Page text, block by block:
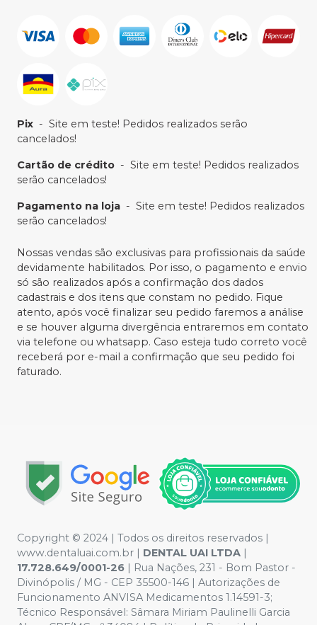
Pix - Site em teste! Pedidos realizados serão
cancelados!
Cartão de crédito - Site em teste! Pedidos realizados
serão cancelados!
Pagamento na loja - Site em teste! Pedidos realizados
serão cancelados!
Nossas vendas são exclusivas para profissionais da saúde
devidamente habilitados. Por isso, o pagamento e envio
só são realizados após a confirmação dos dados
cadastrais e dos itens que constam no pedido. Fique
atento, após você finalizar seu pedido faremos a análise
e se houver alguma divergência entraremos em contato
via telefone ou whatsapp. Caso esteja tudo correto você
receberá por e-mail a confirmação que seu pedido foi
faturado.
Copyright © 2024 | Todos os direitos reservados |
www.dentaluai.com.br | DENTAL UAI LTDA |
17.728.649/0001-26 | Rua Nações, 231 - Bom Pastor -
Divinópolis / MG - CEP 35500-146 | Autorizações de
Funcionamento ANVISA Medicamentos 1.14591-3;
Técnico Responsável: Sâmara Miriam Paulinelli Garcia